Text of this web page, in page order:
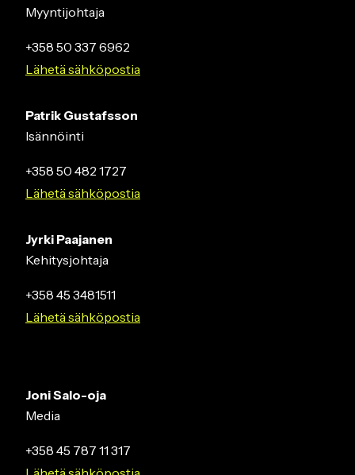
Myyntijohtaja
+358 50 337 6962
Lähetä sähköpostia
Patrik Gustafsson
Isännöinti
+358 50 482 1727
Lähetä sähköpostia
Jyrki Paajanen
Kehitysjohtaja
+358 45 3481511
Lähetä sähköpostia
Joni Salo-oja
Media
+358 45 787 11 317